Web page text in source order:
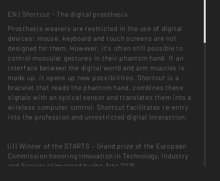
EN | Shortcut - The digital prosthesis
Prosthesis wearers are restricted in the use of digital
devices: mouse, keyboard and touch screens are not
designed for them. However, it's often still possible to
control muscular gestures in their phantom hand. If an
interface between the digital world and arm muscles is
made up, it opens up new possibilities. Shortcut is a
bracelet that reads the phantom hand, combines these
signals with an optical sensor and translates them into a
wireless computer control. Shortcut facilitates re-entry
into the profession and unrestricted digital interaction.
(i) | Winner of the STARTS – Grand prize of the European
Commission honoring Innovation in Technology, Industry
and Society stimulated by the Arts 2016